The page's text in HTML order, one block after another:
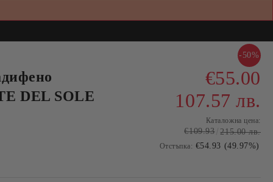
DEL SOLE
-50%
€55.00
107.57 лв.
Каталожна цена:
€109.93 215.00 лв.
Отстъпка: €54.93 (49.97%)